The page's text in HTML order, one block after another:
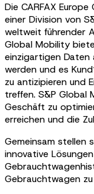
Die CARFAX
einer Division von
weltweit führender
Global Mobility
einzigartigen
werden und es
zu antizipieren und
treffen. S&P Global
Geschäft zu
erreichen und die
Gemeinsam stellen
innovative
Gebrauchtwagen